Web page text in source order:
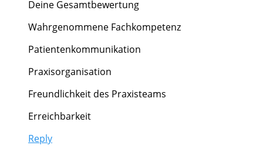
Deine Gesamtbewertung
Wahrgenommene Fachkompetenz
Patientenkommunikation
Praxisorganisation
Freundlichkeit des Praxisteams
Erreichbarkeit
Reply